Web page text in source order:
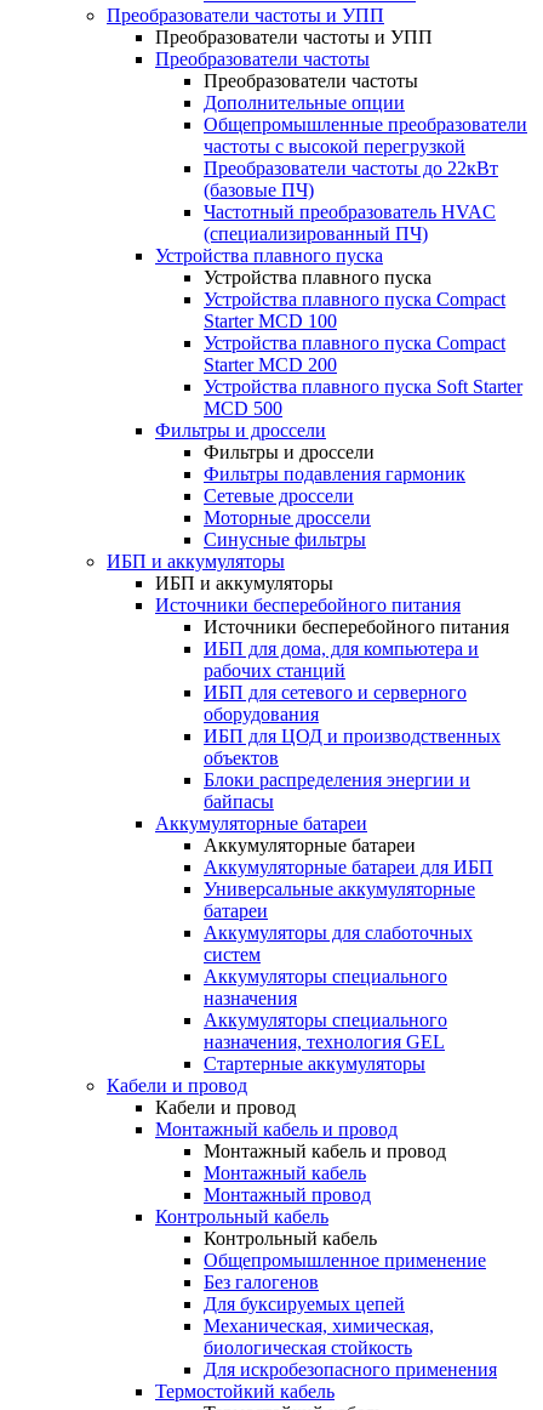
Преобразователи частоты и УПП
Преобразователи частоты и УПП
Преобразователи частоты
Преобразователи частоты
Дополнительные опции
Общепромышленные преобразователи
частоты с высокой перегрузкой
Преобразователи частоты до 22кВт
(базовые ПЧ)
Частотный преобразователь HVAC
(специализированный ПЧ)
Устройства плавного пуска
Устройства плавного пуска
Устройства плавного пуска Compact
Starter MCD 100
Устройства плавного пуска Compact
Starter MCD 200
Устройства плавного пуска Soft Starter
MCD 500
Фильтры и дроссели
Фильтры и дроссели
Фильтры подавления гармоник
Сетевые дроссели
Моторные дроссели
Синусные фильтры
ИБП и аккумуляторы
ИБП и аккумуляторы
Источники бесперебойного питания
Источники бесперебойного питания
ИБП для дома, для компьютера и
рабочих станций
ИБП для сетевого и серверного
оборудования
ИБП для ЦОД и производственных
объектов
Блоки распределения энергии и
байпасы
Аккумуляторные батареи
Аккумуляторные батареи
Аккумуляторные батареи для ИБП
Универсальные аккумуляторные
батареи
Аккумуляторы для слаботочных
систем
Аккумуляторы специального
назначения
Аккумуляторы специального
назначения, технология GEL
Стартерные аккумуляторы
Кабели и провод
Кабели и провод
Монтажный кабель и провод
Монтажный кабель и провод
Монтажный кабель
Монтажный провод
Контрольный кабель
Контрольный кабель
Общепромышленное применение
Без галогенов
Для буксируемых цепей
Механическая, химическая,
биологическая стойкость
Для искробезопасного применения
Термостойкий кабель